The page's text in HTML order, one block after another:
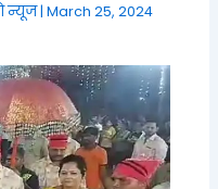
न्यूज|March 25, 2024